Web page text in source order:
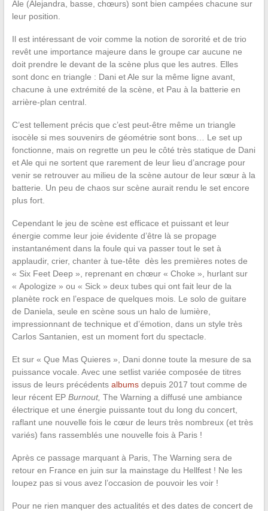
Ale (Alejandra, basse, chœurs) sont bien campées chacune sur
leur position.
Il est intéressant de voir comme la notion de sororité et de trio
revêt une importance majeure dans le groupe car aucune ne
doit prendre le devant de la scène plus que les autres. Elles
sont donc en triangle : Dani et Ale sur la même ligne avant,
chacune à une extrémité de la scène, et Pau à la batterie en
arrière-plan central.
C’est tellement précis que c’est peut-être même un triangle
isocèle si mes souvenirs de géométrie sont bons… Le set up
fonctionne, mais on regrette un peu le côté très statique de Dani
et Ale qui ne sortent que rarement de leur lieu d’ancrage pour
venir se retrouver au milieu de la scène autour de leur sœur à la
batterie. Un peu de chaos sur scène aurait rendu le set encore
plus fort.
Cependant le jeu de scène est efficace et puissant et leur
énergie comme leur joie évidente d’être là se propage
instantanément dans la foule qui va passer tout le set à
applaudir, crier, chanter à tue-tête dès les premières notes de
« Six Feet Deep », reprenant en chœur « Choke », hurlant sur
« Apologize » ou « Sick » deux tubes qui ont fait leur de la
planète rock en l’espace de quelques mois. Le solo de guitare
de Daniela, seule en scène sous un halo de lumière,
impressionnant de technique et d’émotion, dans un style très
Carlos Santanien, est un moment fort du spectacle.
Et sur « Que Mas Quieres », Dani donne toute la mesure de sa
puissance vocale. Avec une setlist variée composée de titres
issus de leurs précédents albumsdepuis 2017 tout comme de
leur récent EP Burnout, The Warning a diffusé une ambiance
électrique et une énergie puissante tout du long du concert,
raflant une nouvelle fois le cœur de leurs très nombreux (et très
variés) fans rassemblés une nouvelle fois à Paris !
Après ce passage marquant à Paris, The Warning sera de
retour en France en juin sur la mainstage du Hellfest ! Ne les
loupez pas si vous avez l’occasion de pouvoir les voir !
Pour ne rien manquer des actualités et des dates de concert de